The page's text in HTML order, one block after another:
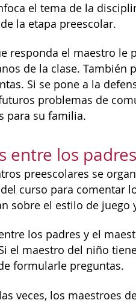
el tema de la
la etapa preescolar.
responda el maestro le
de la clase. También
Si se pone a la
problemas de
para su familia.
entre los
preescolares se
curso para comentar
sobre el estilo de
los padres y el
el maestro del niño
formularle preguntas.
veces, los maestroes